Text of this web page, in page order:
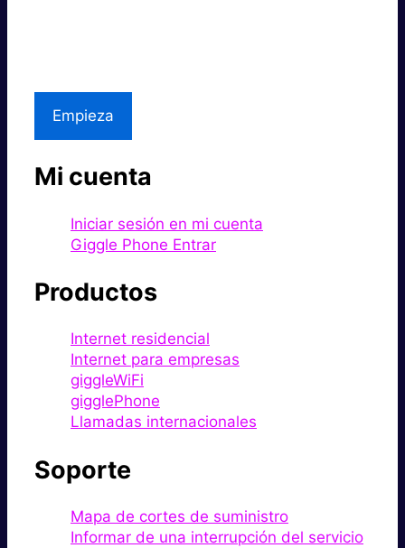
Empieza
Mi cuenta
Iniciar sesión en mi cuenta
Giggle Phone Entrar
Productos
Internet residencial
Internet para empresas
giggleWiFi
gigglePhone
Llamadas internacionales
Soporte
Mapa de cortes de suministro
Informar de una interrupción del servicio